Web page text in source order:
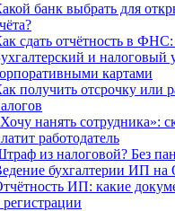
банк выбрать для
сдать отчётность в
и налоговый
картами
получить отсрочку или
нанять сотрудника»:
работодатель
из налоговой? Без
бухгалтерии ИП
ИП: какие